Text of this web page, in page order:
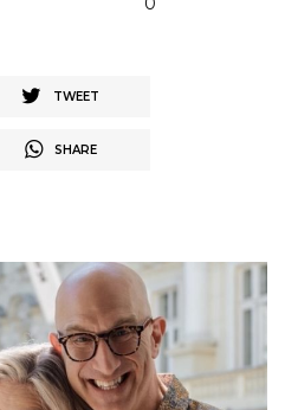
TWEET
SHARE